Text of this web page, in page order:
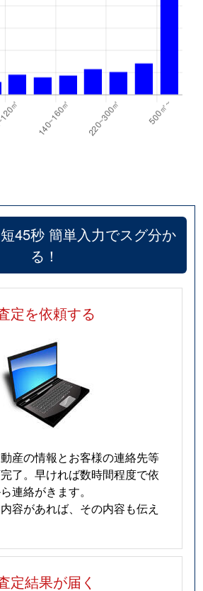
45秒 簡単入力でスグ分か
る！
定を依頼する
産の情報とお客様の連絡先等
了。早ければ数時間程度で依
連絡がきます。
容があれば、その内容も伝え
定結果が届く